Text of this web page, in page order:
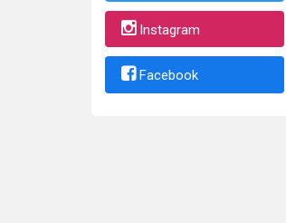
Instagram
Facebook